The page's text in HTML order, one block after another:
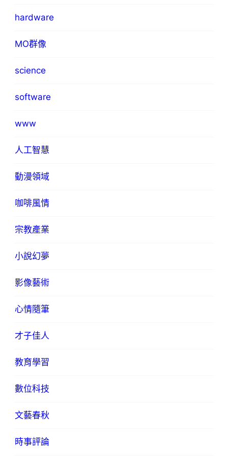
hardware
MO群像
science
software
www
人工智慧
動漫領域
咖啡風情
宗教產業
小說幻夢
影像藝術
心情隨筆
才子佳人
教育學習
數位科技
文藝春秋
時事評論